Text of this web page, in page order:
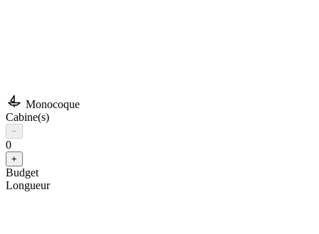
Monocoque
Cabine(s)
−
0
+
Budget
Longueur